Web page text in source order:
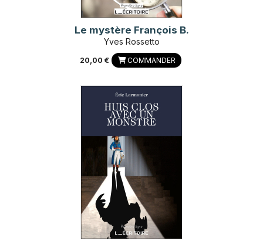
Le mystère François B.
Yves Rossetto
20,00 € COMMANDER